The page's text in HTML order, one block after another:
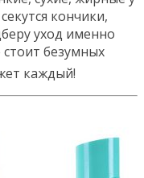
кончики,
уход именно
стоит безумных
каждый!